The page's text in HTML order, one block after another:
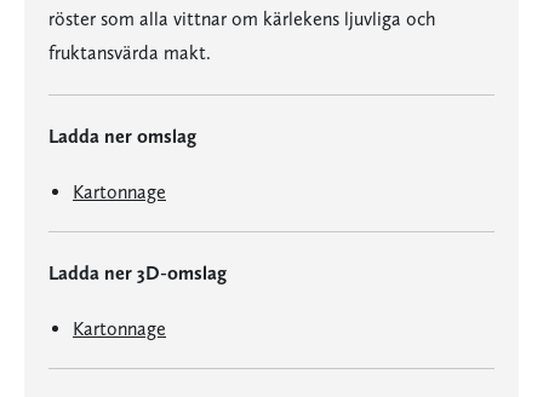
röster som alla vittnar om kärlekens ljuvliga och
fruktansvärda makt.
Ladda ner omslag
Kartonnage
Ladda ner 3D-omslag
Kartonnage